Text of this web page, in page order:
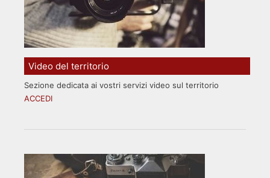
Video del territorio
Sezione dedicata ai vostri servizi video sul territorio
ACCEDI